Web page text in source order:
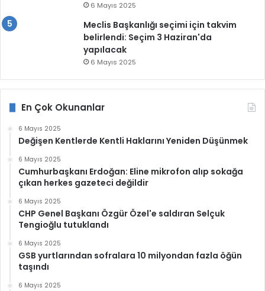
6 Mayıs 2025
Meclis Başkanlığı seçimi için takvim
belirlendi: Seçim 3 Haziran'da
yapılacak
6 Mayıs 2025
En Çok Okunanlar
6 Mayıs 2025
Değişen Kentlerde Kentli Haklarını Yeniden Düşünmek
6 Mayıs 2025
Cumhurbaşkanı Erdoğan: Eline mikrofon alıp sokağa
çıkan herkes gazeteci değildir
6 Mayıs 2025
CHP Genel Başkanı Özgür Özel'e saldıran Selçuk
Tengioğlu tutuklandı
6 Mayıs 2025
GSB yurtlarından sofralara 10 milyondan fazla öğün
taşındı
6 Mayıs 2025